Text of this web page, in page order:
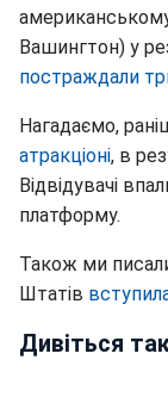
Вашингтон) у
постраждали
Нагадаємо,
атракціоні, в
Відвідувачі
платформу.
Також ми
Штатів
Дивіться